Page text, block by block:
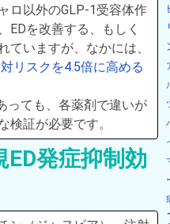
ロ以外のGLP-1受容体作
EDを改善する、もしく
ていますが、なかには、
リスクを4.5倍に高める
っても、各薬剤で違いが
検証が必要です。
発症抑制効